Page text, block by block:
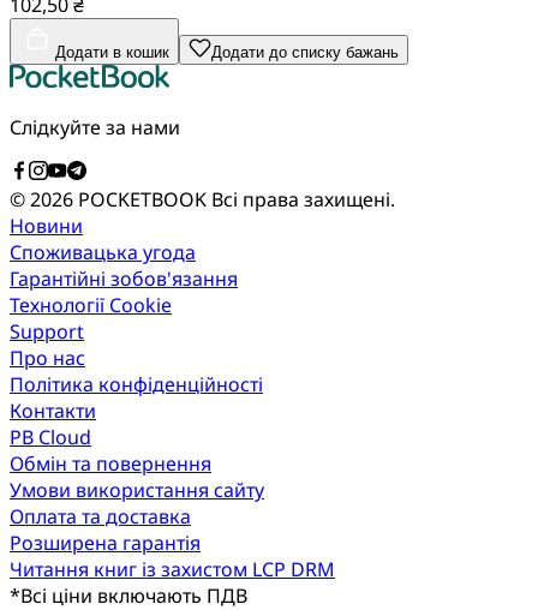
Додати в кошик Додати до списку бажань
Слідкуйте за нами
© 2026 POCKETBOOK Всі права захищені.
Новини
Споживацька угода
Гарантійні зобов'язання
Технології Cookie
Support
Про нас
Політика конфіденційності
Контакти
PB Cloud
Обмін та повернення
Умови використання сайту
Оплата та доставка
Розширена гарантія
Читання книг із захистом LCP DRM
*Всі ціни включають ПДВ